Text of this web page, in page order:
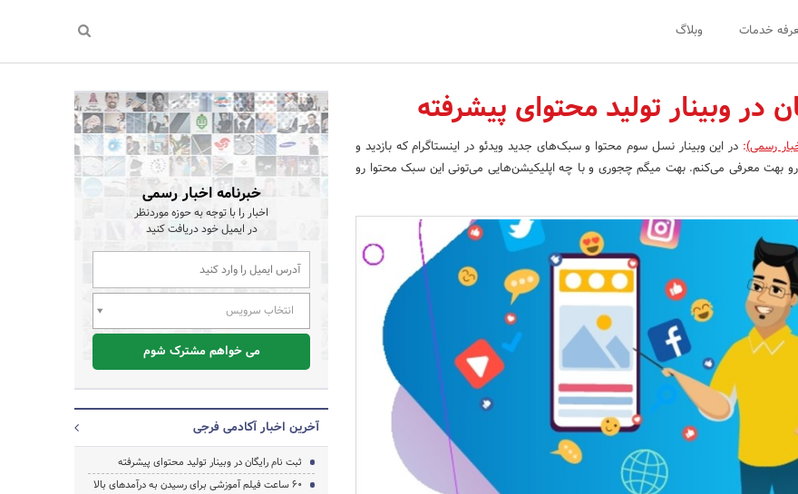
خدمات وبلاگ
در وبینار تولید محتوای پیشرفته
رسمی): در این وبینار نسل سوم محتوا و سبک‌های جدید ویدئو در اینستاگرام که بازدید و
رو بهت معرفی می‌کنم. بهت میگم چجوری و با چه اپلیکیشن‌هایی می‌تونی این سبک محتوا رو
خبرنامه اخبار رسمی
اخبار را با توجه به حوزه موردنظر
در ایمیل خود دریافت کنید
انتخاب سرویس
می خواهم مشترک شوم
آخرین اخبار آکادمی فرجی
ثبت نام رایگان در وبینار تولید محتوای پیشرفته
60 ساعت فیلم آموزشی برای رسیدن به درآمدهای بالا